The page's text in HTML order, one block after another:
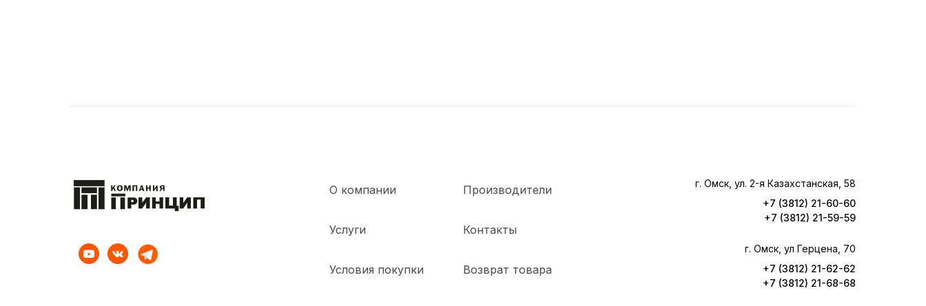
О компании
Услуги
Условия покупки
Производители
Контакты
Возврат товара
г. Омск, ул. 2-я Казахстанская, 58
+7 (3812) 21-60-60
+7 (3812) 21-59-59
г. Омск, ул Герцена, 70
+7 (3812) 21-62-62
+7 (3812) 21-68-68